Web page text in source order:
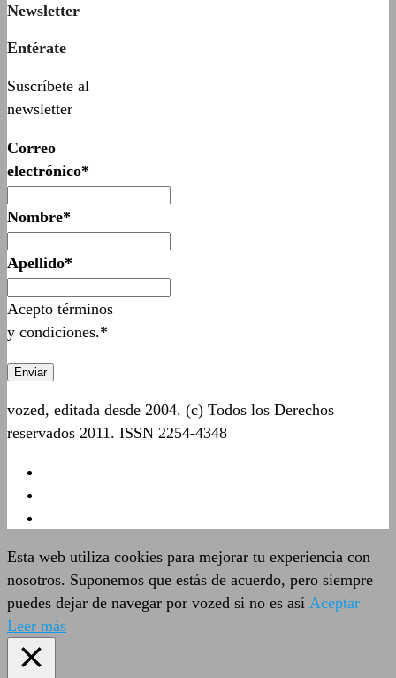
Newsletter
Entérate
Suscríbete al
newsletter
Correo
electrónico*
Nombre*
Apellido*
Acepto términos
y condiciones.*
vozed, editada desde 2004. (c) Todos los Derechos
reservados 2011. ISSN 2254-4348
Esta web utiliza cookies para mejorar tu experiencia con
nosotros. Suponemos que estás de acuerdo, pero siempre
puedes dejar de navegar por vozed si no es así Aceptar
Leer más